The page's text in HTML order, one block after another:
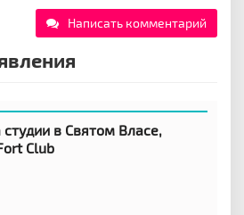
Написать комментарий
в Святом Власе,
Club